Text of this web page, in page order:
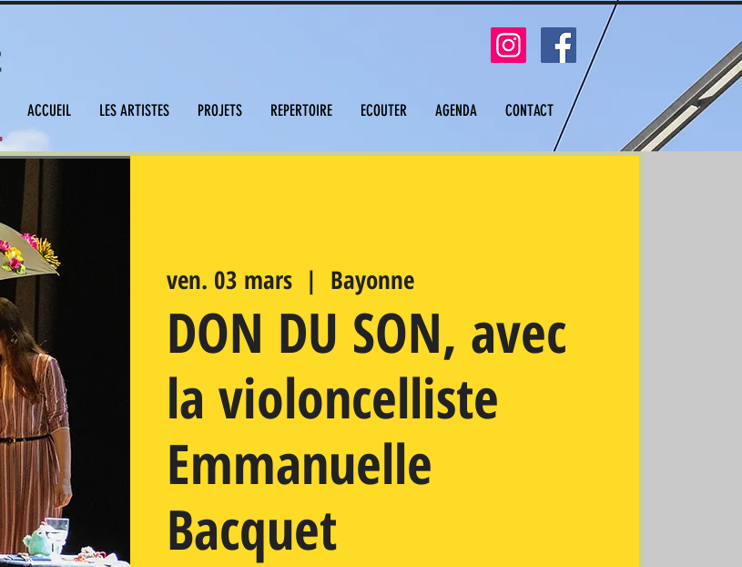
ACCUEIL LES ARTISTES PROJETS REPERTOIRE ECOUTER AGENDA CONTACT
ven. 03 mars
  |
Bayonne
DON DU SON, avec
la violoncelliste
Emmanuelle
Bacquet